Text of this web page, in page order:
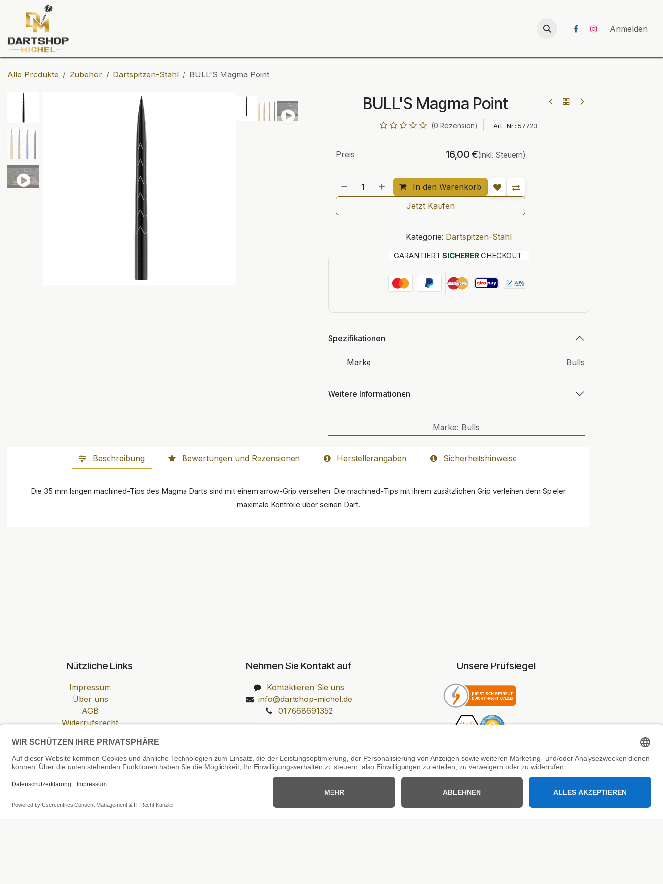
Zum Inhalt springen
UNICORN-Launch 2026 Anmelden
Alle Produkte Zubehör Dartspitzen-Stahl BULL'S Magma Point
BULL'S Magma Point
(0 Rezension) Art.-Nr.: 57723
In den Warenkorb
Preis 16,00 €(inkl. Steuern)
Jetzt Kaufen
Kategorie: Dartspitzen-Stahl
GARANTIERT SICHERERCHECKOUT
Spezifikationen
Marke Bulls
Weitere Informationen
Marke: Bulls
Beschreibung Bewertungen und Rezensionen Herstellerangaben Sicherheitshinweise
Die 35 mm langen machined-Tips des Magma Darts sind mit einem arrow-Grip versehen. Die machined-Tips mit ihrem zusätzlichen Grip verleihen dem Spieler
maximale Kontrolle über seinen Dart.
Nützliche Links
Impressum
Über uns
AGB
Widerrufsrecht
Zahlung & Versand
Cookie-Einstellungen
Nehmen Sie Kontakt auf
Kontaktieren Sie uns
info@dartshop-michel.de
017668691352
Unsere Prüfsiegel